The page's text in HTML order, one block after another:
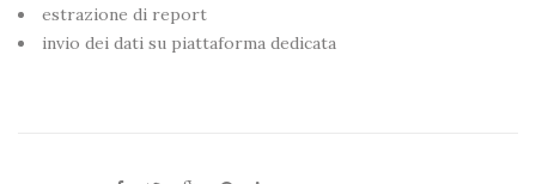
estrazione di report
invio dei dati su piattaforma dedicata